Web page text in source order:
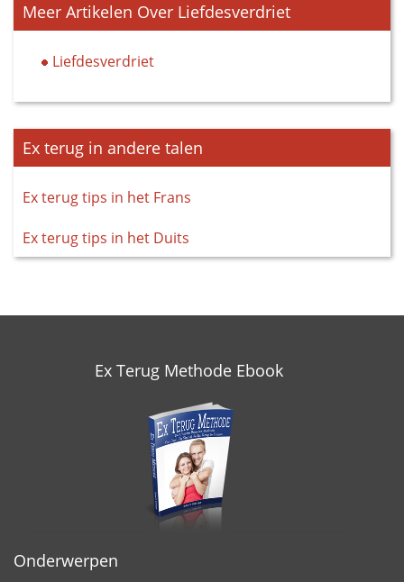
Meer Artikelen Over Liefdesverdriet
Liefdesverdriet
Ex terug in andere talen
Ex terug tips in het Frans
Ex terug tips in het Duits
Ex Terug Methode Ebook
Onderwerpen